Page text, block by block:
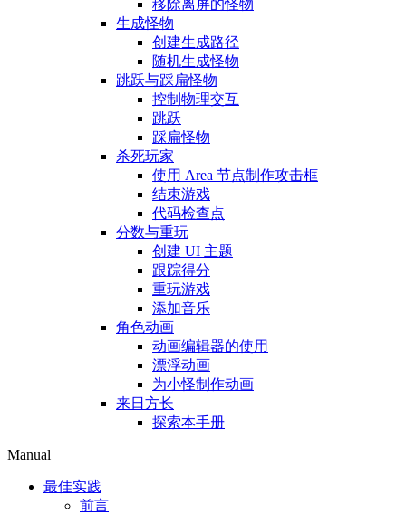
移除离屏的怪物
生成怪物
创建生成路径
随机生成怪物
跳跃与踩扁怪物
控制物理交互
跳跃
踩扁怪物
杀死玩家
使用 Area 节点制作攻击框
结束游戏
代码检查点
分数与重玩
创建 UI 主题
跟踪得分
重玩游戏
添加音乐
角色动画
动画编辑器的使用
漂浮动画
为小怪制作动画
来日方长
探索本手册
Manual
最佳实践
前言